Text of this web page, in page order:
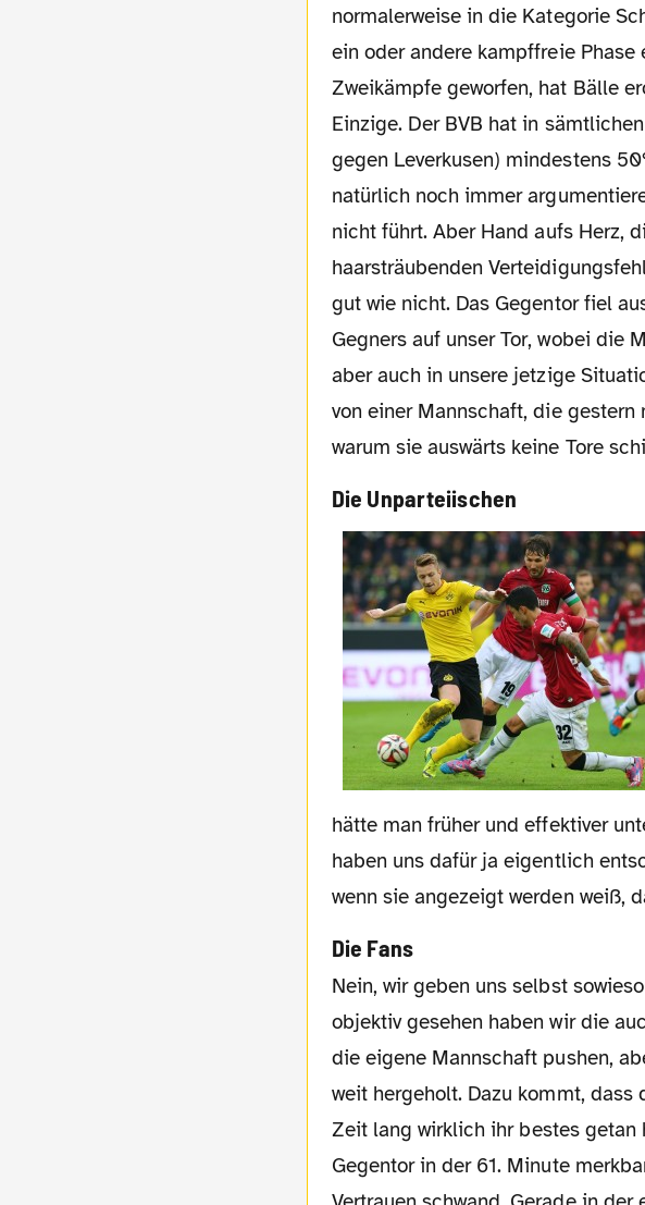
normalerweise in die Kategorie
ein oder andere kampffreie
Zweikämpfe geworfen, hat Bälle
Einzige. Der BVB hat in
gegen Leverkusen) mindestens
natürlich noch immer
nicht führt. Aber Hand aufs Herz,
haarsträubenden
gut wie nicht. Das Gegentor fiel
Gegners auf unser Tor, wobei die
aber auch in unsere jetzige
von einer Mannschaft, die
warum sie auswärts keine Tore
Die Unparteiischen
hätte man früher und effektiver
haben uns dafür ja eigentlich
wenn sie angezeigt werden weiß,
Die Fans
Nein, wir geben uns selbst sowieso nicht gerne die Schuld an Niederlagen und ganz
objektiv gesehen haben wir die
die eigene Mannschaft pushen,
weit hergeholt. Dazu kommt, dass
Zeit lang wirklich ihr bestes getan
Gegentor in der 61. Minute